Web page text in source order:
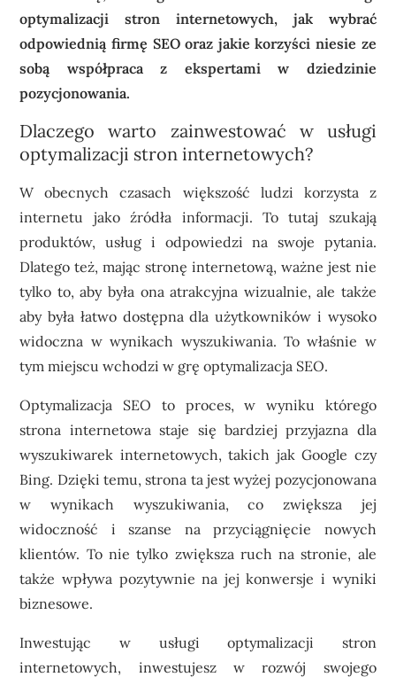
optymalizacji stron internetowych, jak wybrać
odpowiednią firmę SEO oraz jakie korzyści niesie ze
sobą współpraca z ekspertami w dziedzinie
pozycjonowania.
Dlaczego warto zainwestować w usługi
optymalizacji stron internetowych?
W obecnych czasach większość ludzi korzysta z
internetu jako źródła informacji. To tutaj szukają
produktów, usług i odpowiedzi na swoje pytania.
Dlatego też, mając stronę internetową, ważne jest nie
tylko to, aby była ona atrakcyjna wizualnie, ale także
aby była łatwo dostępna dla użytkowników i wysoko
widoczna w wynikach wyszukiwania. To właśnie w
tym miejscu wchodzi w grę optymalizacja SEO.
Optymalizacja SEO to proces, w wyniku którego
strona internetowa staje się bardziej przyjazna dla
wyszukiwarek internetowych, takich jak Google czy
Bing. Dzięki temu, strona ta jest wyżej pozycjonowana
w wynikach wyszukiwania, co zwiększa jej
widoczność i szanse na przyciągnięcie nowych
klientów. To nie tylko zwiększa ruch na stronie, ale
także wpływa pozytywnie na jej konwersje i wyniki
biznesowe.
Inwestując w usługi optymalizacji stron
internetowych, inwestujesz w rozwój swojego